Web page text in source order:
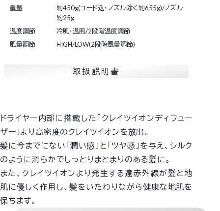
重量
約450g(コード込・ノズル除く約655g)/ノズル
約25g
温度調節
冷風・温風/2段階温度調節
風量調節
HIGH/LOW(2段階風量調節)
取扱説明書
ドライヤー内部に搭載した「クレイツイオンディフュー
ザー」より高密度のクレイツイオンを放出。
髪に今までにない「潤い感」と「ツヤ感」を与え、シルク
のように滑らかでしっとりまとまりのある髪に。
また、クレイツイオンより発生する遠赤外線が髪と地
肌に優しく作用し、髪をいたわりながら健康な地肌を
保ちます。